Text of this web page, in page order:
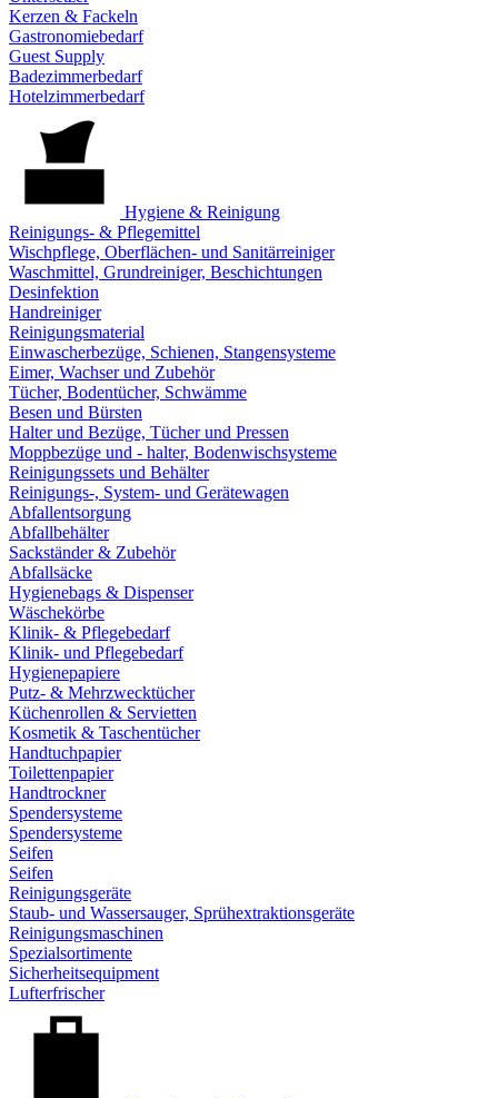
Kerzen & Fackeln
Gastronomiebedarf
Guest Supply
Badezimmerbedarf
Hotelzimmerbedarf
Hygiene & Reinigung
Reinigungs- & Pflegemittel
Wischpflege, Oberflächen- und Sanitärreiniger
Waschmittel, Grundreiniger, Beschichtungen
Desinfektion
Handreiniger
Reinigungsmaterial
Einwascherbezüge, Schienen, Stangensysteme
Eimer, Wachser und Zubehör
Tücher, Bodentücher, Schwämme
Besen und Bürsten
Halter und Bezüge, Tücher und Pressen
Moppbezüge und - halter, Bodenwischsysteme
Reinigungssets und Behälter
Reinigungs-, System- und Gerätewagen
Abfallentsorgung
Abfallbehälter
Sackständer & Zubehör
Abfallsäcke
Hygienebags & Dispenser
Wäschekörbe
Klinik- & Pflegebedarf
Klinik- und Pflegebedarf
Hygienepapiere
Putz- & Mehrzwecktücher
Küchenrollen & Servietten
Kosmetik & Taschentücher
Handtuchpapier
Toilettenpapier
Handtrockner
Spendersysteme
Spendersysteme
Seifen
Seifen
Reinigungsgeräte
Staub- und Wassersauger, Sprühextraktionsgeräte
Reinigungsmaschinen
Spezialsortimente
Sicherheitsequipment
Lufterfrischer